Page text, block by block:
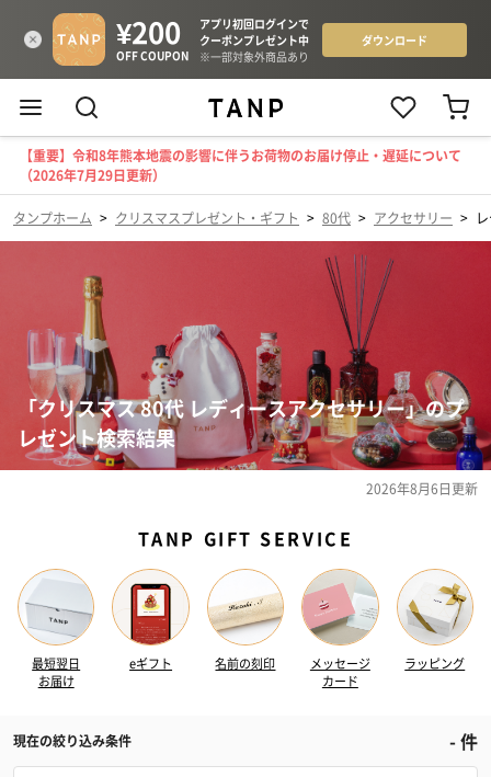
【重要】令和8年熊本地震の影響に伴うお荷物のお届け停止・遅延について
（2026年7月29日更新）
タンプホーム > クリスマスプレゼント・ギフト > 80代 > アクセサリー >
「クリスマス 80代 レディースアクセサリー」のプ
レゼント検索結果
2026年8月6日更新
TANP GIFT SERVICE
最短翌日
お届け
eギフト 名前の刻印
メッセージ
カード
ラッピング
現在の絞り込み条件 -件